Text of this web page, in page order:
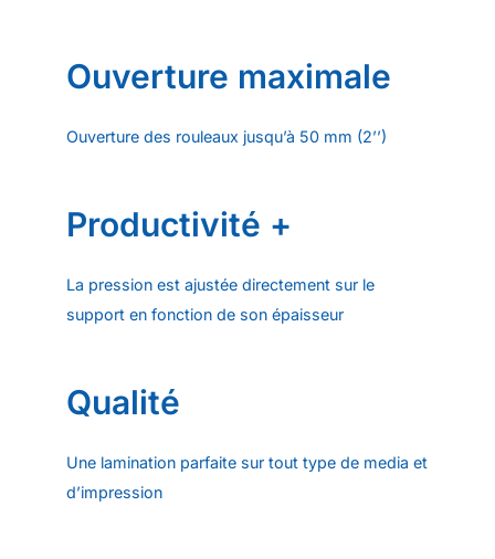
Ouverture maximale
Ouverture des rouleaux jusqu’à 50 mm (2’’)
Productivité +
La pression est ajustée directement sur le
support en fonction de son épaisseur
Qualité
Une lamination parfaite sur tout type de media et
d’impression